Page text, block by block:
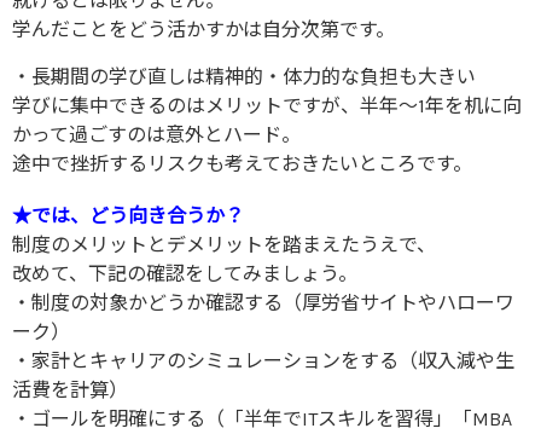
学んだことをどう活かすかは自分次第です。
・長期間の学び直しは精神的・体力的な負担も大きい
学びに集中できるのはメリットですが、半年〜1年を机に向
かって過ごすのは意外とハード。
途中で挫折するリスクも考えておきたいところです。
★では、どう向き合うか？
制度のメリットとデメリットを踏まえたうえで、
改めて、下記の確認をしてみましょう。
・制度の対象かどうか確認する（厚労省サイトやハローワ
ーク）
・家計とキャリアのシミュレーションをする（収入減や生
活費を計算）
・ゴールを明確にする（「半年でITスキルを習得」「MBA